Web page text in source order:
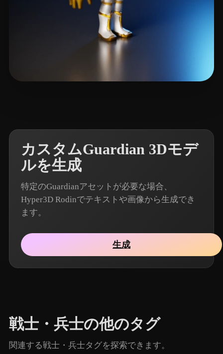
カスタムGuardian 3Dモデ
ルを生成
特定のGuardianアセットが必要な場合、
Hyper3D Rodinでテキストや画像から生成でき
ます。
生成
戦士・兵士の他のタグ
関連する戦士・兵士タグを探索できます。